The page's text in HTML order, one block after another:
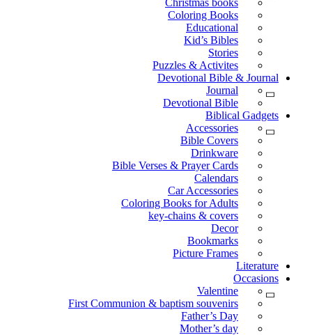
Christmas books
Coloring Books
Educational
Kid’s Bibles
Stories
Puzzles & Activites
Devotional Bible & Journal
Journal
Devotional Bible
Biblical Gadgets
Accessories
Bible Covers
Drinkware
Bible Verses & Prayer Cards
Calendars
Car Accessories
Coloring Books for Adults
key-chains & covers
Decor
Bookmarks
Picture Frames
Literature
Occasions
Valentine
First Communion & baptism souvenirs
Father’s Day
Mother’s day